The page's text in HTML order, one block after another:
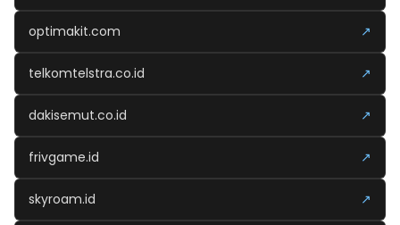
optimakit.com ↗
telkomtelstra.co.id ↗
dakisemut.co.id ↗
frivgame.id ↗
skyroam.id ↗